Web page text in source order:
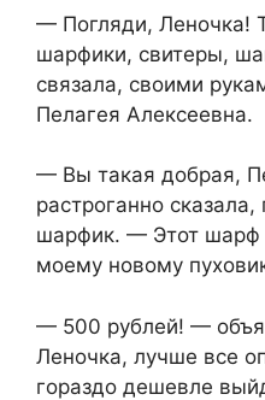
— Погляди, Леночка!
шарфики, свитеры,
связала, своими
Пелагея Алексеевна.
— Вы такая добрая,
растроганно
шарфик. — Этот шарф
моему новому
— 500 рублей! —
Леночка, лучше все
гораздо дешевле